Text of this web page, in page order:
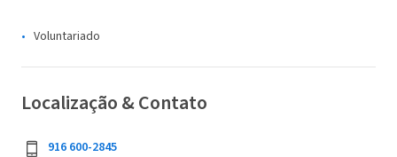
Voluntariado
Localização & Contato
916 600-2845